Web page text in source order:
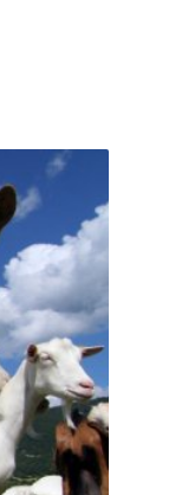
LEREN
Wiki Groen
GROEN
Over ons
Contact
ENGLISH
Search the